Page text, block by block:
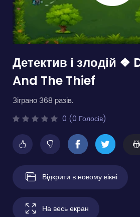
Детектив і злодій ❖
And The Thief
Зіграно 368 разів.
0 (0 Голосів)
Відкрити в новому вікні
На весь екран